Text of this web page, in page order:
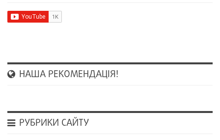
НАША РЕКОМЕНДАЦІЯ!
РУБРИКИ САЙТУ